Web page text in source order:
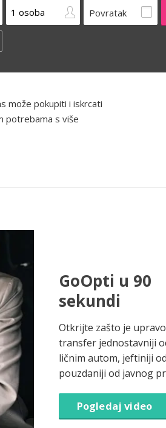
Povratak
može pokupiti i iskrcati
potrebama s više
GoOpti u 90
sekundi
Otkrijte zašto je
transfer jednostavniji
ličnim autom, jeftiniji
pouzdaniji od javnog
Pogledaj video